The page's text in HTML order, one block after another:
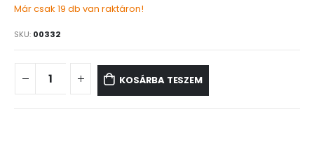
Már csak 19 db van raktáron!
SKU: 00332
KOSÁRBA TESZEM